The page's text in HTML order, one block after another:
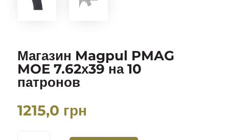
Магазин Magpul PMAG
MOE 7.62х39 на 10
патронов
1215,0 грн